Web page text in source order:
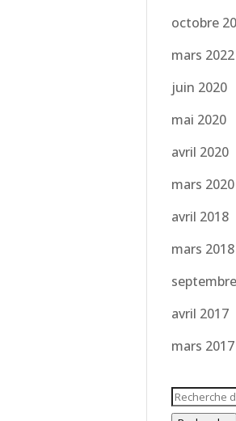
octobre
mars 2022
juin 2020
mai 2020
avril 2020
mars 2020
avril 2018
mars 2018
avril 2017
mars 2017
Recherche